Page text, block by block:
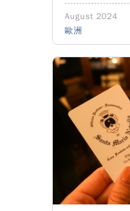
August 2024
歐洲